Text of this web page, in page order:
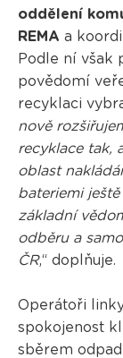
oddělení
REMA a
Podle ní však
povědomí
recyklaci
nově
recyklace tak,
oblast
bateriemi
základní
odběru a
ČR,“ doplňuje.
Operátoři
spokojenost
sběrem